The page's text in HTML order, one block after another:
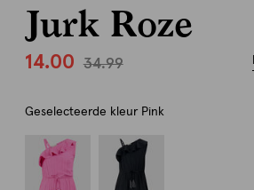
Jurk Roze
14.00 34.99
Geselecteerde kleur Pink